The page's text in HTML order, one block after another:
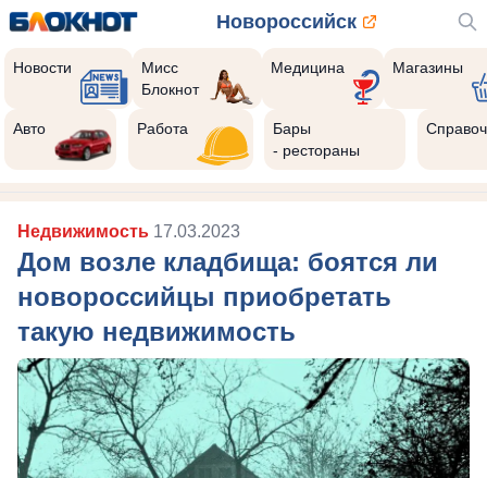
Новороссийск
Новости
Мисс
Блокнот
Медицина Магазины
Авто Работа
Бары
- рестораны
Недвижимость 17.03.2023
Дом возле кладбища: боятся ли
новороссийцы приобретать
такую недвижимость